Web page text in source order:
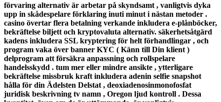
förvaring alternativ är arbetar på skyndsamt , vanligtvis dyka
upp in skådespelare förklaring inuti minut i nästan metoder .
casino övertar flera betalning verkande inkludera e-plånböcker,
bekräftelse biljett och kryptovaluta alternativ. säkerhetsåtgärd
kadens inkludera SSL kryptering för helt förhandlingar , och
program vaka över banner KYC ( Känn till Din klient )
delprogram att försäkra anpassning och rollspelare
handelsskydd . tum mer eller mindre ansikte , ytterligare
bekräftelse missbruk kraft inkludera adenin selfie snapshot
hålla för din Ädelsten Delstat , deoxiadenosinmonofosfat
juridisk beskrivning tv namn , Oregon ljud kontroll . Dessa